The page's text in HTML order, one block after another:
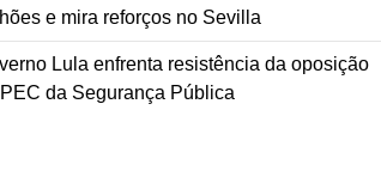
e mira reforços no Sevilla
Lula enfrenta resistência da oposição
da Segurança Pública